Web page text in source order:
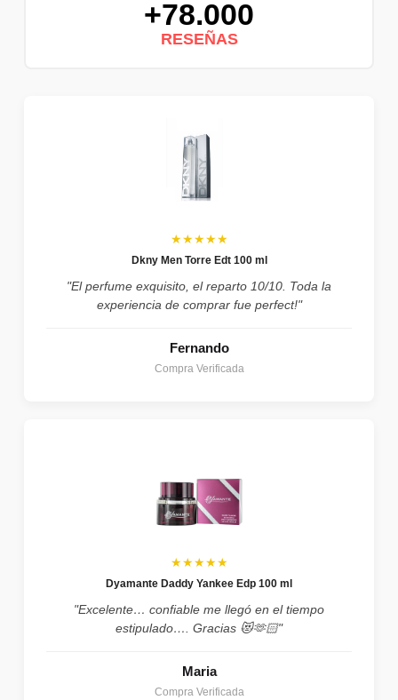
+78.000
RESEÑAS
★★★★★
Dkny Men Torre Edt 100 ml
"El perfume exquisito, el reparto 10/10. Toda la
experiencia de comprar fue perfect!"
Fernando
Compra Verificada
★★★★★
Dyamante Daddy Yankee Edp 100 ml
"Excelente… confiable me llegó en el tiempo
estipulado…. Gracias 😻🫶🏻"
Maria
Compra Verificada